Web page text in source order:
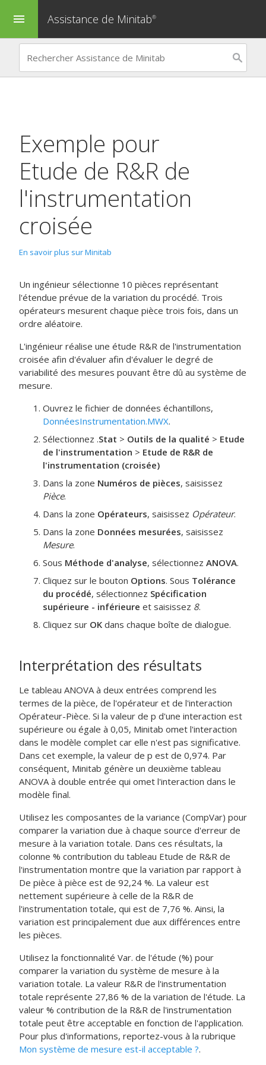
menu Assistance de Minitab®
Exemple pour
Etude de R&R de
l'instrumentation
croisée
En savoir plus sur Minitab
Un ingénieur sélectionne 10 pièces représentant
l'étendue prévue de la variation du procédé. Trois
opérateurs mesurent chaque pièce trois fois, dans un
ordre aléatoire.
L'ingénieur réalise une étude R&R de l'instrumentation
croisée afin d'évaluer afin d'évaluer le degré de
variabilité des mesures pouvant être dû au système de
mesure.
Ouvrez le fichier de données échantillons,
DonnéesInstrumentation.MWX.
Sélectionnez .Stat > Outils de la qualité > Etude
de l'instrumentation > Etude de R&R de
l'instrumentation (croisée)
Dans la zone Numéros de pièces, saisissez
Pièce.
Dans la zone Opérateurs, saisissez Opérateur.
Dans la zone Données mesurées, saisissez
Mesure.
Sous Méthode d'analyse, sélectionnez ANOVA.
Cliquez sur le bouton Options. Sous Tolérance
du procédé, sélectionnez Spécification
supérieure - inférieure et saisissez 8.
Cliquez sur OK dans chaque boîte de dialogue.
Interprétation des résultats
Le tableau ANOVA à deux entrées comprend les
termes de la pièce, de l'opérateur et de l'interaction
Opérateur-Pièce. Si la valeur de p d'une interaction est
supérieure ou égale à 0,05, Minitab omet l'interaction
dans le modèle complet car elle n'est pas significative.
Dans cet exemple, la valeur de p est de 0,974. Par
conséquent, Minitab génère un deuxième tableau
ANOVA à double entrée qui omet l'interaction dans le
modèle final.
Utilisez les composantes de la variance (CompVar) pour
comparer la variation due à chaque source d'erreur de
mesure à la variation totale. Dans ces résultats, la
colonne % contribution du tableau Etude de R&R de
l'instrumentation montre que la variation par rapport à
De pièce à pièce est de 92,24 %. La valeur est
nettement supérieure à celle de la R&R de
l'instrumentation totale, qui est de 7,76 %. Ainsi, la
variation est principalement due aux différences entre
les pièces.
Utilisez la fonctionnalité Var. de l'étude (%) pour
comparer la variation du système de mesure à la
variation totale. La valeur R&R de l'instrumentation
totale représente 27,86 % de la variation de l'étude. La
valeur % contribution de la R&R de l'instrumentation
totale peut être acceptable en fonction de l'application.
Pour plus d'informations, reportez-vous à la rubrique
Mon système de mesure est-il acceptable ?.